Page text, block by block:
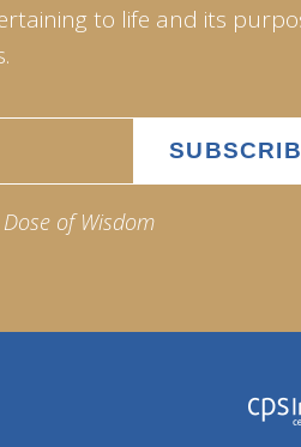
to life and its
of Wisdom